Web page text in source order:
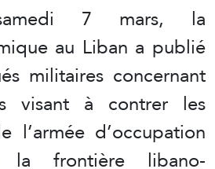
7 mars, la
au Liban a publié
militaires concernant
visant à contrer les
l’armée d’occupation
la frontière libano-